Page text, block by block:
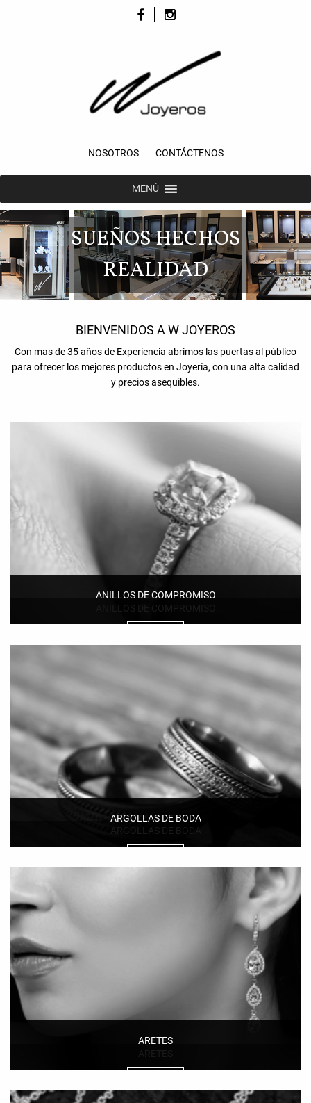
NOSOTROS CONTÁCTENOS
MENÚ
SUEÑOS HECHOS
REALIDAD
BIENVENIDOS A W JOYEROS
Con mas de 35 años de Experiencia abrimos las puertas al público
para ofrecer los mejores productos en Joyería, con una alta calidad
y precios asequibles.
ANILLOS DE COMPROMISO
ANILLOS DE COMPROMISO
ARGOLLAS DE BODA
ARGOLLAS DE BODA
ARETES